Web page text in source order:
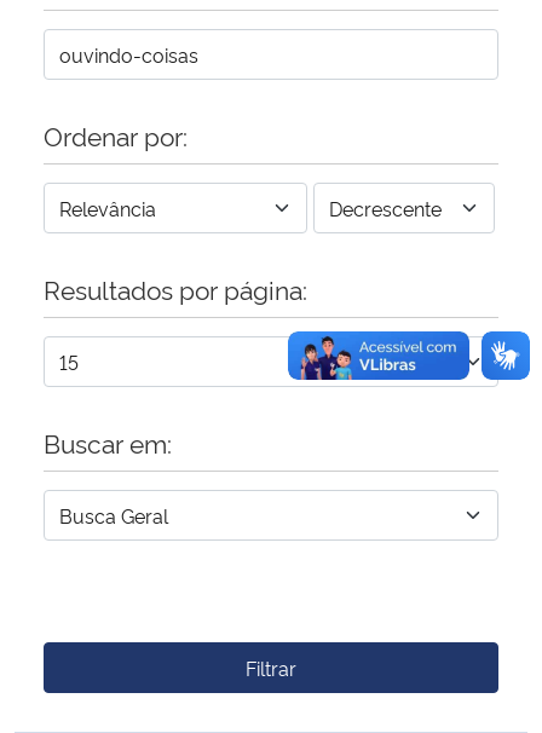
Planalto
Ordenar por:
Resultados por página:
Buscar em:
Filtrar